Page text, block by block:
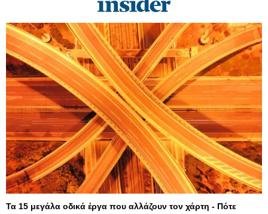
Τα 15 μεγάλα οδικά έργα που αλλάζουν τον χάρτη - Πότε